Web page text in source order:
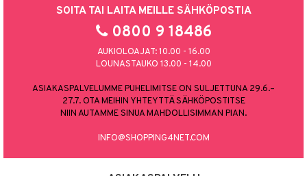
SOITA TAI LAITA MEILLE SÄHKÖPOSTIA
0800 9 18486
AUKIOLOAJAT: 10.00 - 16.00
LOUNASTAUKO 13.00 - 14.00
ASIAKASPALVELUMME PUHELIMITSE ON SULJETTUNA 29.6.–
27.7. OTA MEIHIN YHTEYTTÄ SÄHKÖPOSTITSE
NIIN AUTAMME SINUA MAHDOLLISIMMAN PIAN.
INFO@SHOPPING4NET.COM